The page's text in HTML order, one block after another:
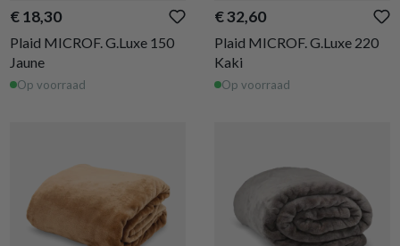
€ 18,30
Plaid MICROF. G.Luxe 150
Jaune
Op voorraad
€ 32,60
Plaid MICROF. G.Luxe 220
Kaki
Op voorraad